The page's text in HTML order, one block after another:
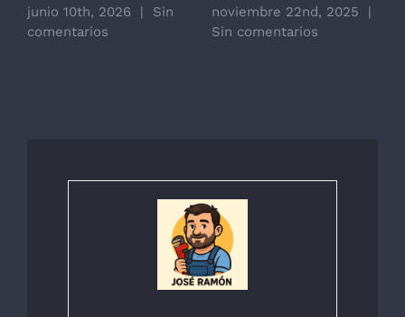
junio 10th, 2026 |
Sin
comentarios
noviembre 22nd, 2025
|
Sin comentarios